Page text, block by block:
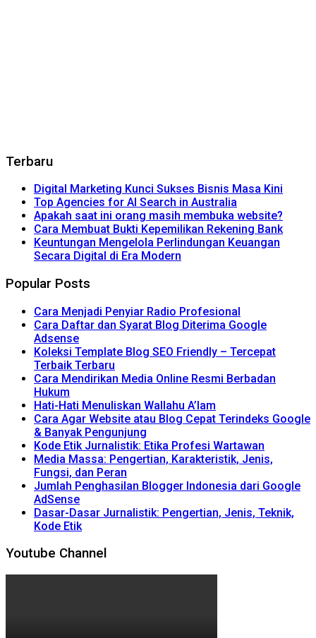
Terbaru
Digital Marketing Kunci Sukses Bisnis Masa Kini
Top Agencies for AI Search in Australia
Apakah saat ini orang masih membuka website?
Cara Membuat Bukti Kepemilikan Rekening Bank
Keuntungan Mengelola Perlindungan Keuangan
Secara Digital di Era Modern
Popular Posts
Cara Menjadi Penyiar Radio Profesional
Cara Daftar dan Syarat Blog Diterima Google
Adsense
Koleksi Template Blog SEO Friendly – Tercepat
Terbaik Terbaru
Cara Mendirikan Media Online Resmi Berbadan
Hukum
Hati-Hati Menuliskan Wallahu A’lam
Cara Agar Website atau Blog Cepat Terindeks Google
& Banyak Pengunjung
Kode Etik Jurnalistik: Etika Profesi Wartawan
Media Massa: Pengertian, Karakteristik, Jenis,
Fungsi, dan Peran
Jumlah Penghasilan Blogger Indonesia dari Google
AdSense
Dasar-Dasar Jurnalistik: Pengertian, Jenis, Teknik,
Kode Etik
Youtube Channel